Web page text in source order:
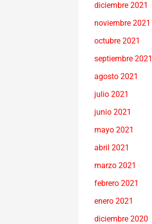
diciembre 2021
noviembre 2021
octubre 2021
septiembre 2021
agosto 2021
julio 2021
junio 2021
mayo 2021
abril 2021
marzo 2021
febrero 2021
enero 2021
diciembre 2020